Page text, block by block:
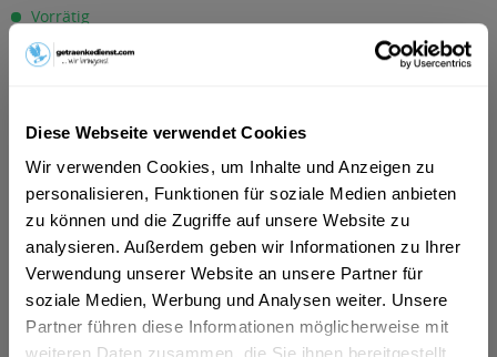
Diese Webseite verwendet Cookies
Wir verwenden Cookies, um Inhalte und Anzeigen zu
personalisieren, Funktionen für soziale Medien anbieten
zu können und die Zugriffe auf unsere Website zu
analysieren. Außerdem geben wir Informationen zu Ihrer
Verwendung unserer Website an unsere Partner für
soziale Medien, Werbung und Analysen weiter. Unsere
Partner führen diese Informationen möglicherweise mit
Vorrätig
EINWEG
In denWarenkorb
Artikel-Nr.:
11148
Verfügbar in:
, München Frankfurt am Main Düsseldorf Nürnberg
Bielefeld,Erfurt ,Fürth,Hanau,Minden,Detmold,Herford,
Weimar,Rosenheim,Garbsen,Hilden,Bad Salzuflen, Bad
Oeynhausen,Freising,Dachau